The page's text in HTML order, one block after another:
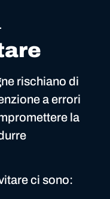
.
rischiano di
a errori
la
ci sono: